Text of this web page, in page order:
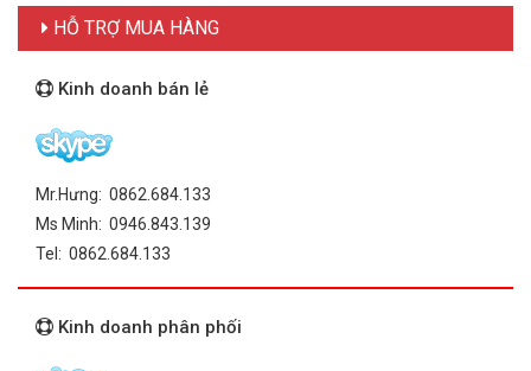
HỖ TRỢ MUA HÀNG
Kinh doanh bán lẻ
Mr.Hưng: 0862.684.133
Ms Minh: 0946.843.139
Tel: 0862.684.133
Kinh doanh phân phối